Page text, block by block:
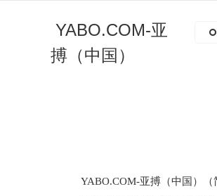
YABO.COM-亚
搏（中国）
YABO.COM-亚搏（中国）